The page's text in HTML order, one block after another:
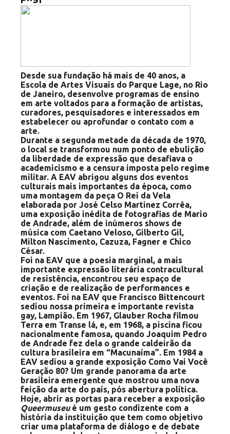
Desde sua fundação há mais de 40 anos, a
Escola de Artes Visuais do Parque Lage, no Rio
de Janeiro, desenvolve programas de ensino
em arte voltados para a formação de artistas,
curadores, pesquisadores e interessados em
estabelecer ou aprofundar o contato com a
arte.
Durante a segunda metade da década de 1970,
o local se transformou num ponto de ebulição
da liberdade de expressão que desafiava o
academicismo e a censura imposta pelo regime
militar. A EAV abrigou alguns dos eventos
culturais mais importantes da época, como
uma montagem da peça O Rei da Vela
elaborada por José Celso Martinez Corrêa,
uma exposição inédita de fotografias de Mario
de Andrade, além de inúmeros shows de
música com Caetano Veloso, Gilberto Gil,
Milton Nascimento, Cazuza, Fagner e Chico
César.
Foi na EAV que a poesia marginal, a mais
importante expressão literária contracultural
de resistência, encontrou seu espaço de
criação e de realização de performances e
eventos. Foi na EAV que Francisco Bittencourt
sediou nossa primeira e importante revista
gay, Lampião. Em 1967, Glauber Rocha filmou
Terra em Transe lá, e, em 1968, a piscina ficou
nacionalmente famosa, quando Joaquim Pedro
de Andrade fez dela o grande caldeirão da
cultura brasileira em “Macunaíma”. Em 1984 a
EAV sediou a grande exposição Como Vai Você
Geração 80? Um grande panorama da arte
brasileira emergente que mostrou uma nova
feição da arte do país, pós abertura política.
Hoje, abrir as portas para receber a exposição
Queermuseué um gesto condizente com a
história da instituição que tem como objetivo
criar uma plataforma de diálogo e de debate